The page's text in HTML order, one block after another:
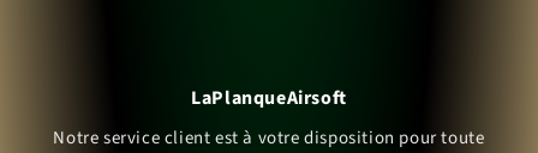
LaPlanqueAirsoft
Notre service client est à votre disposition pour toute